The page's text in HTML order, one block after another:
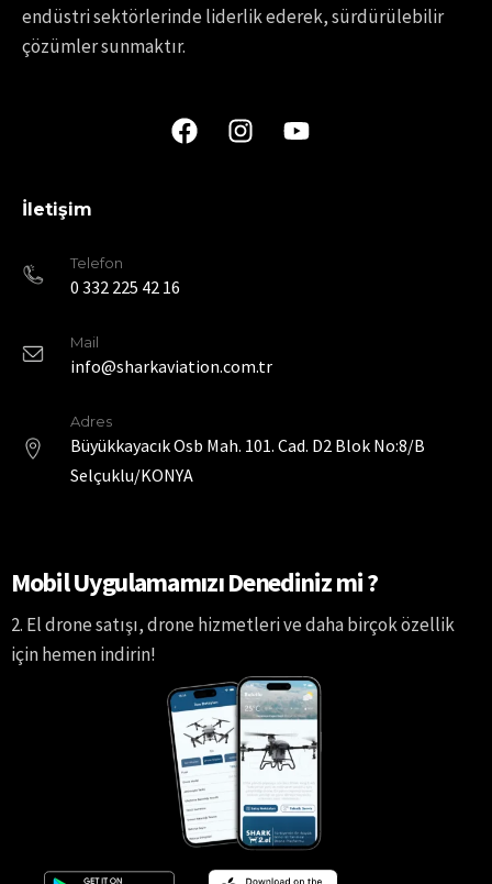
endüstri sektörlerinde liderlik ederek, sürdürülebilir
çözümler sunmaktır.
İletişim
Telefon
0 332 225 42 16
Mail
info@sharkaviation.com.tr
Adres
Büyükkayacık Osb Mah. 101. Cad. D2 Blok No:8/B
Selçuklu/KONYA
Mobil Uygulamamızı Denediniz mi ?
2. El drone satışı, drone hizmetleri ve daha birçok özellik
için hemen indirin!